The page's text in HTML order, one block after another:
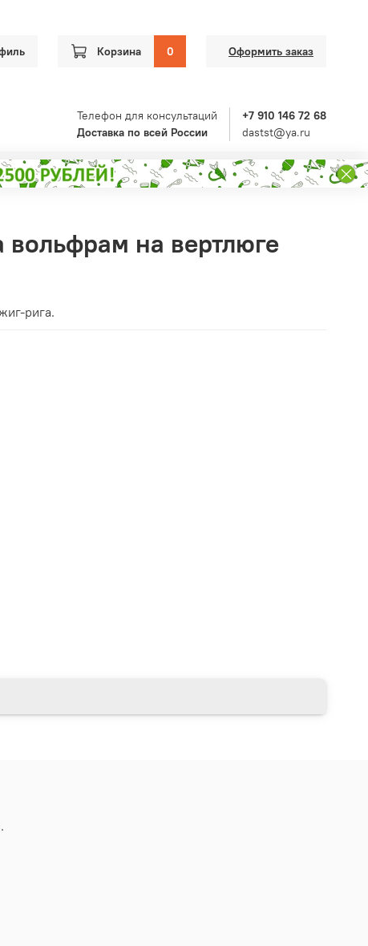
Корзина 0 Оформить заказ
Телефон для консультаций
Доставка по всей России
+7 910 146 72 68
dastst@ya.ru
вольфрам на вертлюге
рига.